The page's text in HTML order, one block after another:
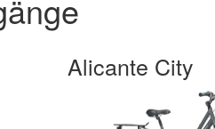
Alicante City